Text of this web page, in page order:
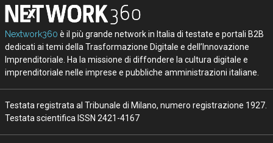
Nextwork360 è il più grande network in Italia di testate e portali B2B
dedicati ai temi della Trasformazione Digitale e dell’Innovazione
Imprenditoriale. Ha la missione di diffondere la cultura digitale e
imprenditoriale nelle imprese e pubbliche amministrazioni italiane.
Testata registrata al Tribunale di Milano, numero registrazione 1927.
Testata scientifica ISSN 2421-4167